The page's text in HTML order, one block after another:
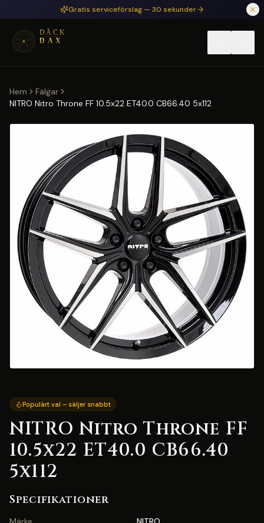
Hoppa till huvudinnehållGratis serviceförslag — 30 sekunder
Hem
Fälgar
NITRO Nitro Throne FF 10.5x22 ET40.0 CB66.40 5x112
Populärt val – säljer snabbt
NITRO Nitro Throne FF
10.5x22 ET40.0 CB66.40
5x112
Specifikationer